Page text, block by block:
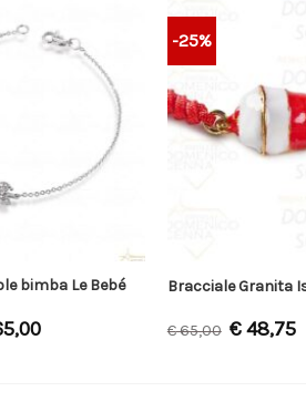
bimba Le Bebé
-25%
Bracciale Granita
€65,00 €48,75